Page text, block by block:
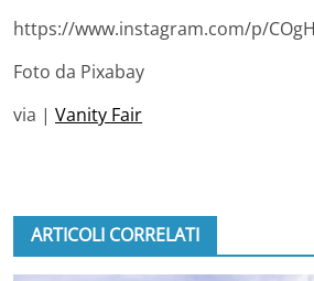
https://www.instagram.com/p/
Foto da Pixabay
via | Vanity Fair
ARTICOLI CORRELATI